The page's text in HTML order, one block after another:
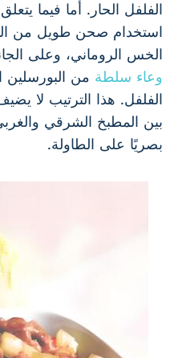
الفلفل الحار. أما فيما يتعلق
استخدام صحن طويل من
الخس الروماني، وعلى
وعاء سلطة من البورسلين
الفلفل. هذا الترتيب لا
بين المطبخ الشرقي
بصريًا على الطاولة.